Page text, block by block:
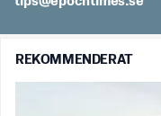
REKOMMENDERAT